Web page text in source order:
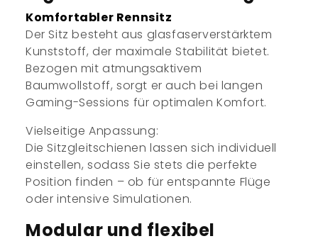
Komfortabler Rennsitz
Der Sitz besteht aus glasfaserverstärktem
Kunststoff, der maximale Stabilität bietet.
Bezogen mit atmungsaktivem
Baumwollstoff, sorgt er auch bei langen
Gaming-Sessions für optimalen Komfort.
Vielseitige Anpassung:
Die Sitzgleitschienen lassen sich individuell
einstellen, sodass Sie stets die perfekte
Position finden – ob für entspannte Flüge
oder intensive Simulationen.
Modular und flexibel